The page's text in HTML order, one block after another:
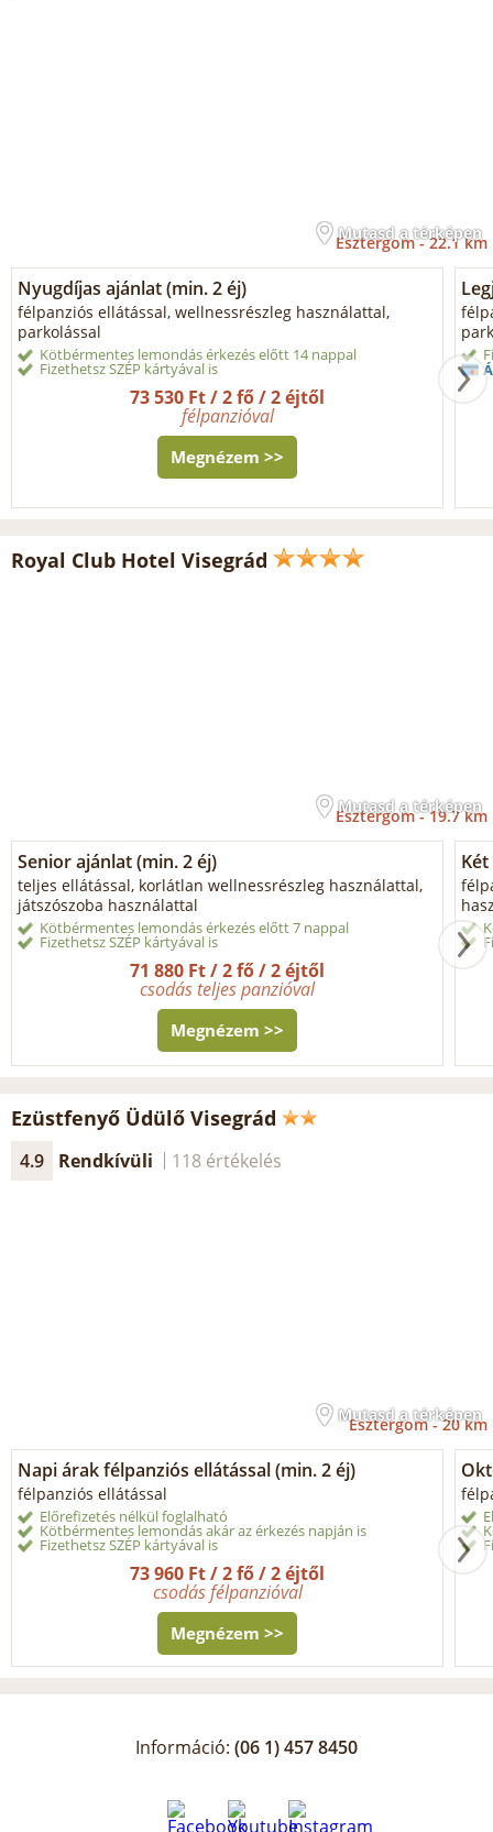
Mutasd a térképen
Esztergom -22.1 km
Nyugdíjas ajánlat (min. 2 éj)
félpanziós ellátással, wellnessrészleg használattal,
parkolással
Kötbérmentes lemondás érkezés előtt 14 nappal
Fizethetsz SZÉP kártyával is
73 530 Ft / 2 fő / 2 éjtől
félpanzióval
Megnézem >>
Royal Club Hotel Visegrád
Mutasd a térképen
Esztergom -19.7 km
Senior ajánlat (min. 2 éj)
teljes ellátással, korlátlan wellnessrészleg használattal,
játszószoba használattal
Kötbérmentes lemondás érkezés előtt 7 nappal
Fizethetsz SZÉP kártyával is
71 880 Ft / 2 fő / 2 éjtől
csodás teljes panzióval
Megnézem >>
Ezüstfenyő Üdülő Visegrád
4.9 Rendkívüli 118 értékelés
Mutasd a térképen
Esztergom -20 km
Napi árak félpanziós ellátással (min. 2 éj)
félpanziós ellátással
Előrefizetés nélkül foglalható
Kötbérmentes lemondás akár az érkezés napján is
Fizethetsz SZÉP kártyával is
73 960 Ft / 2 fő / 2 éjtől
csodás félpanzióval
Megnézem >>
Információ: (06 1) 457 8450